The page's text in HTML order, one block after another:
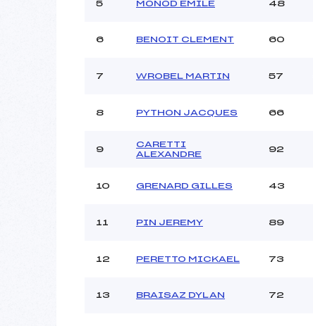
Pénalité appliquée :
5 MONOD EMILE 48
6 BENOIT CLEMENT 60
7 WROBEL MARTIN 57
8 PYTHON JACQUES 66
9
CARETTI
ALEXANDRE
92
10 GRENARD GILLES 43
11 PIN JEREMY 89
12 PERETTO MICKAEL 73
13 BRAISAZ DYLAN 72